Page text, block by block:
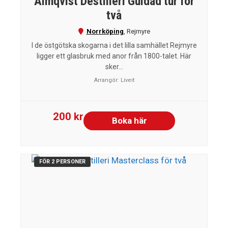
två
Norrköping Rejmyre
I de östgötska skogarna i det lilla samhället Rejmyre
ligger ett glasbruk med anor från 1800-talet. Här
sker...
Arrangör: Liveit
200 kr Boka här
FÖR 2 PERSONER